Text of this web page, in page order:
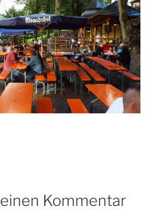
Kommentar